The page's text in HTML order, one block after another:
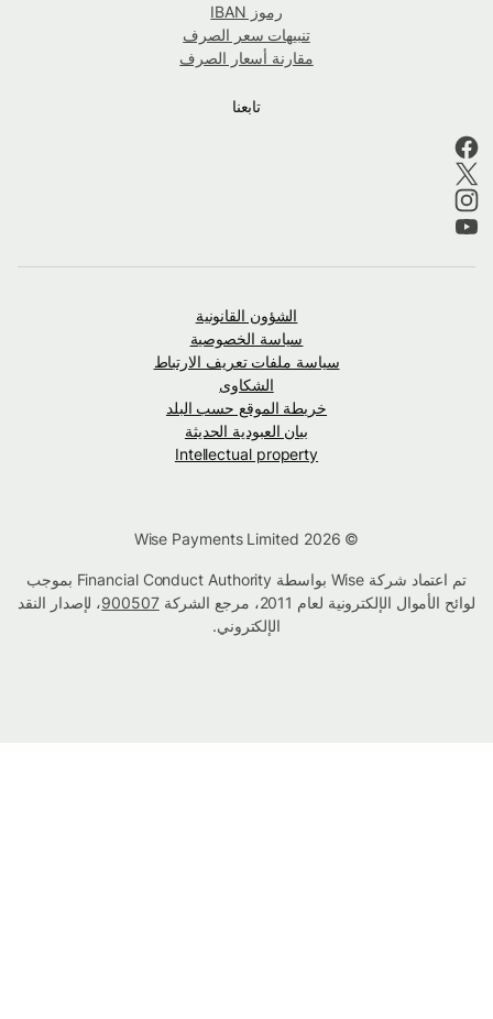
رموز IBAN
تنبيهات سعر الصرف
مقارنة أسعار الصرف
تابعنا
الشؤون القانونية
سياسة الخصوصية
سياسة ملفات تعريف الارتباط
الشكاوى
خريطة الموقع حسب البلد
بيان العبودية الحديثة
Intellectual property
تم اعتماد شركة Wise بواسطة Financial Conduct Authority بموجب
لوائح الأموال الإلكترونية لعام 2011، مرجع الشركة
900507، لإصدار النقد
الإلكتروني.